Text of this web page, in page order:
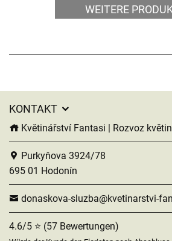
WEITERE
KONTAKT
Květinářství Fantasi | Rozvoz květin
Purkyňova 3924/78
695 01 Hodonín
donaskova-sluzba@kvetinarstvi-
4.6/5 ⭐ (57 Bewertungen)